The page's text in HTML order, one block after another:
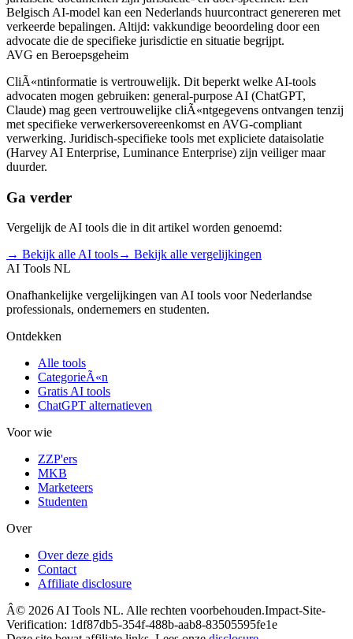
Belgisch AI-model kan een Nederlands huurcontract genereren met
verkeerde bepalingen. Altijd: vakkundige beoordeling door een
advocate die de specifieke jurisdictie en situatie begrijpt.
AVG en Beroepsgeheim
CliÃ«ntinformatie is vertrouwelijk. Dit beperkt welke AI-tools
advocaten mogen gebruiken: general-purpose AI (ChatGPT,
Claude) mag geen vertrouwelijke cliÃ«ntgegevens ontvangen tenzij
met specifieke verwerkersovereenkomst en AVG-compliant
verwerking. Juridisch-specifieke tools met expliciete dataisolatie
(Harvey AI Enterprise, Luminance Enterprise) zijn veiliger maar
duurder.
Ga verder
Vergelijk de AI tools die in dit artikel worden genoemd:
→ Bekijk alle AI tools→ Bekijk alle vergelijkingen
AI Tools NL
Onafhankelijke vergelijkingen van AI tools voor Nederlandse
professionals, ondernemers en studenten.
Ontdekken
Alle tools
CategorieÃ«n
Gratis AI tools
ChatGPT alternatieven
Voor wie
ZZP'ers
MKB
Marketeers
Studenten
Over
Over deze gids
Contact
Affiliate disclosure
Â© 2026 AI Tools NL. Alle rechten voorbehouden.Impact-Site-
Verification: 1df87db5-354f-488b-aab8-83505595fe1e